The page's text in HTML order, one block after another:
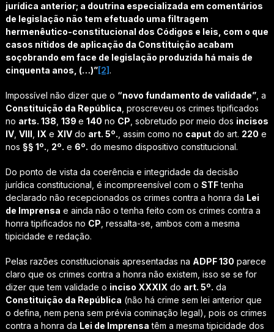
jurídica anterior; a doutrina especializada em comentários
de legislação não tem efetuado uma filtragem
hermenêutico-constitucional dos Códigos e leis, com o que
casos nítidos de aplicação da Constituição acabam
soçobrando em face de legislação produzida há mais de
cinquenta anos, (…)”[2] .
Impossível não dizer que o “novo fundamento de validade”, a
Constituição da República , proscreveu os crimes tipificados
no arts. 138 139 e 140 no CP , sobretudo por meio dos incisos
IV, VIII IX e XIVdo art. 5º. , assim como no caputdo art. 220 e
nos §§ 1º. 2º. e 6º. do mesmo dispositivo constitucional.
Do ponto de vista da coerência e integridade da decisão
jurídica constitucional, é incompreensível com o STFtenha
declarado não recepcionados os crimes contra a honra da Lei
de Imprensa e ainda não o tenha feito com os crimes contra a
honra tipificados no CP , ressalta-se, ambos com a mesma
tipicidade e redação.
Pelas razões constitucionais apresentadas na ADPF 130 parece
claro que os crimes contra a honra não existem, isso se se for
dizer que tem validade o inciso XXXIX do art. 5º. da
Constituição da República (não há crime sem lei anterior que
o defina, nem pena sem prévia cominação legal), pois os crimes
contra a honra da Lei de Imprensa têm a mesma tipicidade dos